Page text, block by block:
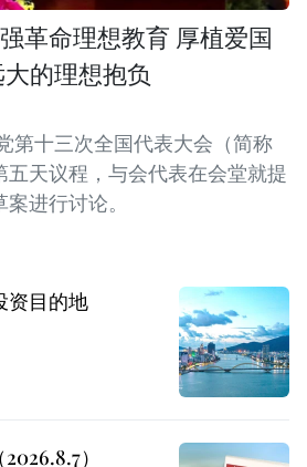
革命理想教育 厚植爱国
的理想抱负
第十三次全国代表大会（简称
五天议程，与会代表在会堂就提
进行讨论。
资目的地
）